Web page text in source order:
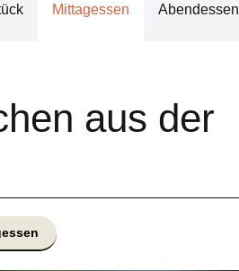
Mittagessen Abendessen
aus der